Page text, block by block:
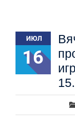
ИЮЛ
16